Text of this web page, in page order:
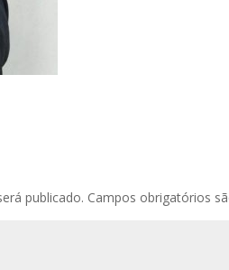
publicado. Campos obrigatórios